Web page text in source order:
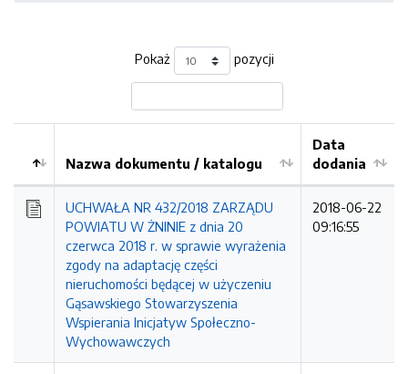
Pokaż pozycji
Kolejność
Nazwa dokumentu / katalogu
Data
dodania
UCHWAŁA NR 432/2018 ZARZĄDU
POWIATU W ŻNINIE z dnia 20
czerwca 2018 r. w sprawie wyrażenia
zgody na adaptację części
nieruchomości będącej w użyczeniu
Gąsawskiego Stowarzyszenia
Wspierania Inicjatyw Społeczno-
Wychowawczych
2018-06-22
09:16:55